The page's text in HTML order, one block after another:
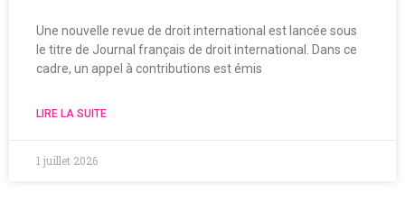
Une nouvelle revue de droit international est lancée sous
le titre de Journal français de droit international. Dans ce
cadre, un appel à contributions est émis
LIRE LA SUITE
1 juillet 2026